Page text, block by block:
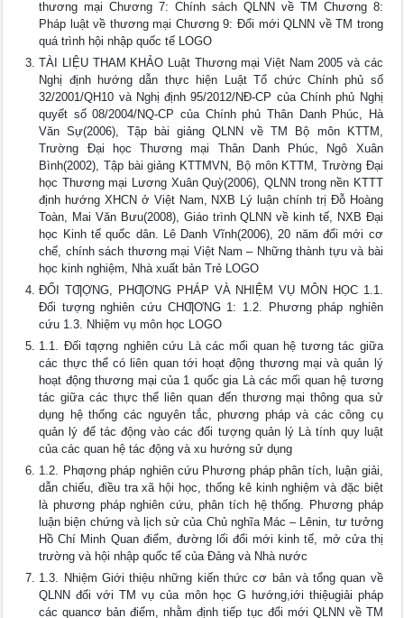
thương mại Chương 7: Chính sách QLNN về TM Chương 8:
Pháp luật về thương mại Chương 9: Đổi mới QLNN về TM trong
quá trình hội nhập quốc tế LOGO
TÀI LIỆU THAM KHẢO Luật Thương mại Việt Nam 2005 và các
Nghị định hướng dẫn thực hiện Luật Tổ chức Chính phủ số
32/2001/QH10 và Nghị định 95/2012/NĐ-CP của Chính phủ Nghị
quyết số 08/2004/NQ-CP của Chính phủ Thân Danh Phúc, Hà
Văn Sự(2006), Tập bài giảng QLNN về TM Bộ môn KTTM,
Trường Đại học Thương mại Thân Danh Phúc, Ngô Xuân
Bình(2002), Tập bài giảng KTTMVN, Bộ môn KTTM, Trường Đại
học Thương mại Lương Xuân Quỳ(2006), QLNN trong nền KTTT
định hướng XHCN ở Việt Nam, NXB Lý luận chính trị Đỗ Hoàng
Toàn, Mai Văn Bưu(2008), Giáo trình QLNN về kinh tế, NXB Đại
học Kinh tế quốc dân. Lê Danh Vĩnh(2006), 20 năm đổi mới cơ
chế, chính sách thương mại Việt Nam – Những thành tựu và bài
học kinh nghiệm, Nhà xuất bản Trẻ LOGO
ĐỐI TƢỢNG, PHƢƠNG PHÁP VÀ NHIỆM VỤ MÔN HỌC 1.1.
Đối tượng nghiên cứu CHƢƠNG 1: 1.2. Phương pháp nghiên
cứu 1.3. Nhiệm vụ môn học LOGO
1.1. Đối tƣợng nghiên cứu Là các mối quan hệ tương tác giữa
các thực thể có liên quan tới hoạt động thương mại và quản lý
hoạt động thương mại của 1 quốc gia Là các mối quan hệ tương
tác giữa các thực thể liên quan đến thương mại thông qua sử
dụng hệ thống các nguyên tắc, phương pháp và các công cụ
quản lý để tác động vào các đối tượng quản lý Là tính quy luật
của các quan hệ tác động và xu hướng sử dụng
1.2. Phƣơng pháp nghiên cứu Phương pháp phân tích, luận giải,
dẫn chiếu, điều tra xã hội học, thống kê kinh nghiệm và đặc biệt
là phương pháp nghiên cứu, phân tích hệ thống. Phương pháp
luận biện chứng và lịch sử của Chủ nghĩa Mác – Lênin, tư tưởng
Hồ Chí Minh Quan điểm, đường lối đổi mới kinh tế, mở cửa thị
trường và hội nhập quốc tế của Đảng và Nhà nước
1.3. Nhiệm Giới thiệu những kiến thức cơ bản và tổng quan về
QLNN đối với TM vụ của môn học G hướng,iới thiệugiải pháp
các quancơ bản điểm, nhằm định tiếp tục đổi mới QLNN về TM